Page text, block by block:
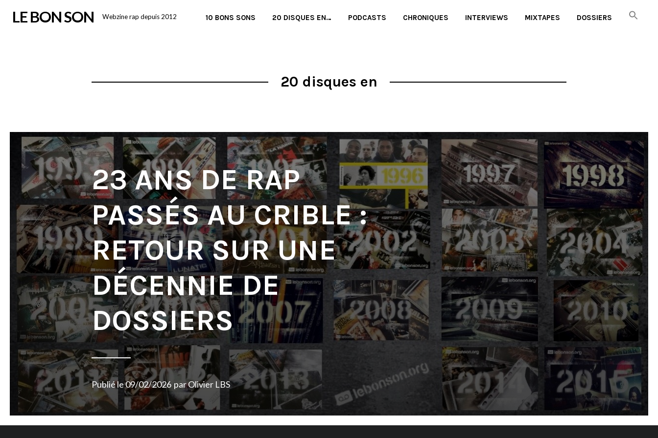
LE BON SON Webzine rap depuis 2012 10 BONS SONS 20 DISQUES EN… PODCASTS CHRONIQUES INTERVIEWS MIXTAPES DOSSIERS
20 disques en
23 ANS DE RAP
PASSÉS AU CRIBLE :
RETOUR SUR UNE
DÉCENNIE DE
DOSSIERS
Publié le09/02/2026 parOlivier LBS